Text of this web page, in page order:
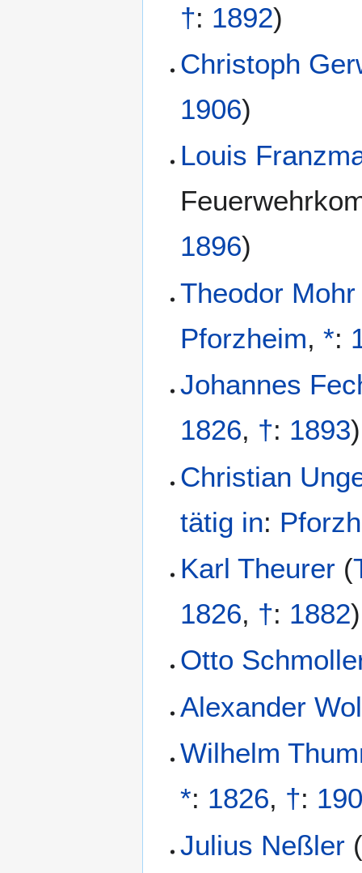
†: 1892)
Christoph
1906)
Louis
1896)
Theodor Mohr
Pforzheim,*:
Johannes
1826, †: 1893)
Christian
tätig in:
Karl Theurer (
1826, †: 1882)
Otto
Alexander
Wilhelm
*: 1826, †:
Julius Neßler